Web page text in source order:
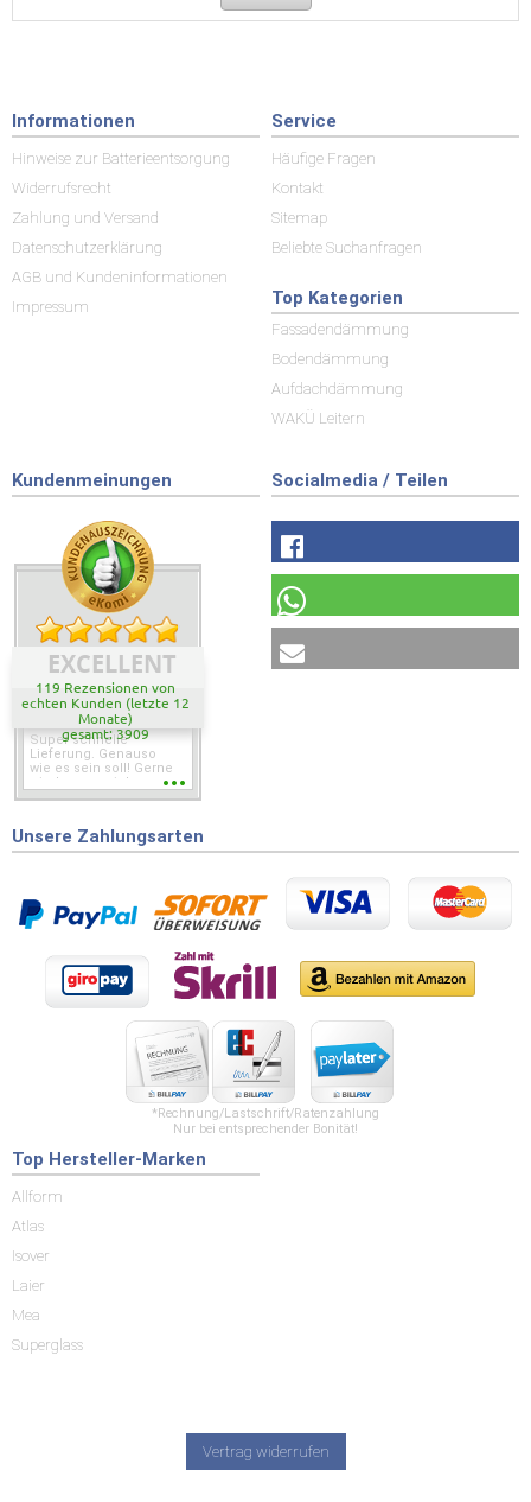
Informationen
Hinweise zur Batterieentsorgung
Widerrufsrecht
Zahlung und Versand
Datenschutzerklärung
AGB und Kundeninformationen
Impressum
Service
Häufige Fragen
Kontakt
Sitemap
Beliebte Suchanfragen
Top Kategorien
Fassadendämmung
Bodendämmung
Aufdachdämmung
WAKÜ Leitern
Kundenmeinungen
EXCELLENT
119 Rezensionen von
echten Kunden (letzte 12
Monate)
gesamt: 3909
Super schnelle
Lieferung. Genauso
wie es sein soll! Gerne
wieder wenn ich was
Socialmedia / Teilen
Unsere Zahlungsarten
*Rechnung/Lastschrift/Ratenzahlung
Nur bei entsprechender Bonität!
Top Hersteller-Marken
Allform
Atlas
Isover
Laier
Mea
Superglass
Vertrag widerrufen